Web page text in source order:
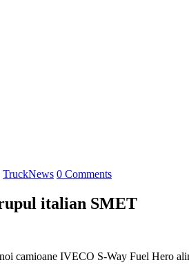
TruckNews 0 Comments
italian SMET
camioane IVECO S-Way Fuel Hero